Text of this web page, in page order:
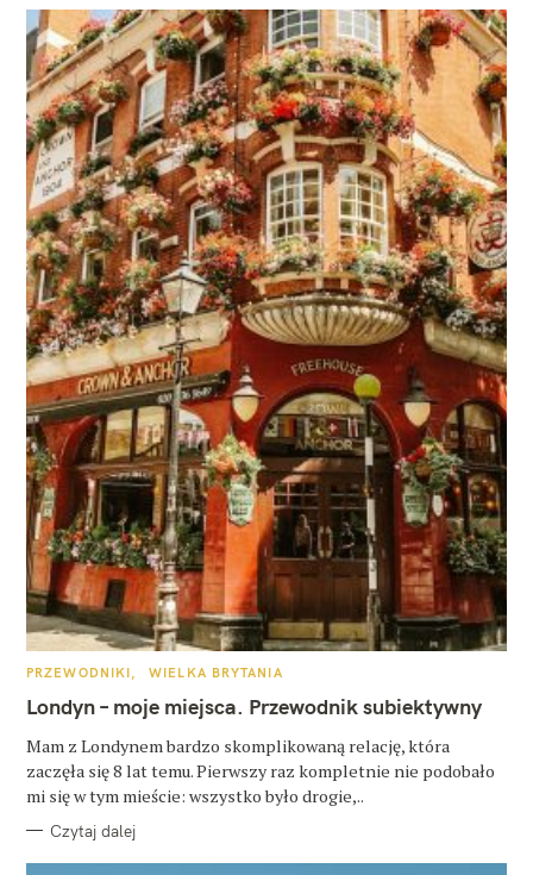
K
T
E
O
R
I
PRZEWODNIKI WIELKA BRYTANIA
Londyn – moje miejsca. Przewodnik subiektywny
Mam z Londynem bardzo skomplikowaną relację, która
zaczęła się 8 lat temu. Pierwszy raz kompletnie nie podobało
mi się w tym mieście: wszystko było drogie,..
Czytaj dalej